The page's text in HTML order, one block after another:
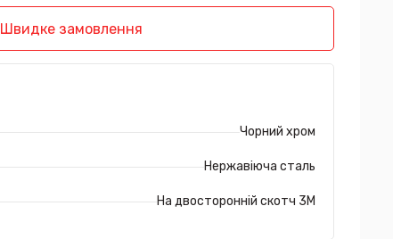
Швидке замовлення
Чорний хром
Нержавіюча сталь
На двосторонній скотч 3М